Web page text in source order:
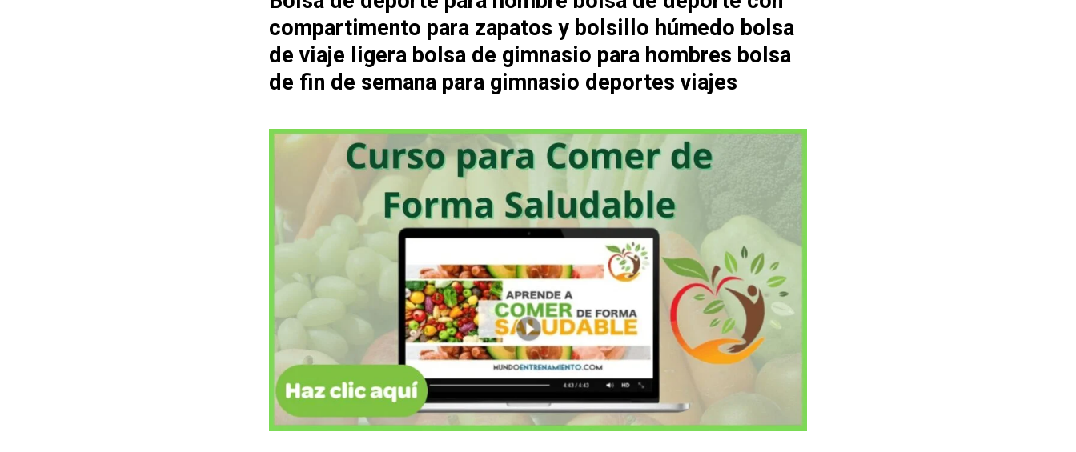
compartimento para zapatos y bolsillo húmedo bolsa
de viaje ligera bolsa de gimnasio para hombres bolsa
de fin de semana para gimnasio deportes viajes